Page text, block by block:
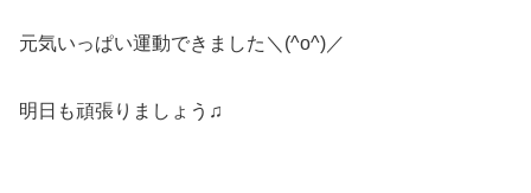
元気いっぱい運動できました＼(^o^)／
明日も頑張りましょう♫